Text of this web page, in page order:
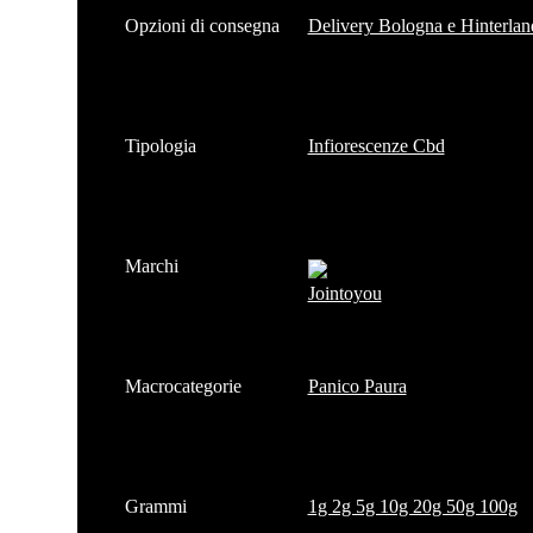
Opzioni di consegna Delivery Bologna e
Tipologia Infiorescenze Cbd
Marchi
Jointoyou
Macrocategorie Panico Paura
Grammi 1g 2g 5g 10g 20g 50g 100g